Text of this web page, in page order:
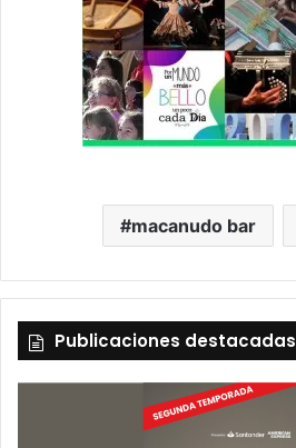
macanudo bar
Publicaciones destacadas